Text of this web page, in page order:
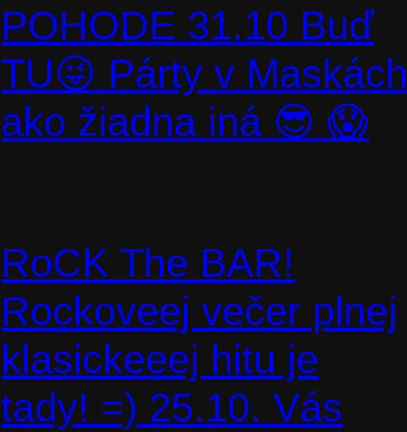
POHODE 31.10 Buď
TU😜 Párty v Maskách
ako žiadna iná 😎 😱
RoCK The BAR!
Rockoveej večer plnej
klasickeeej hitu je
tady! =) 25.10. Vás